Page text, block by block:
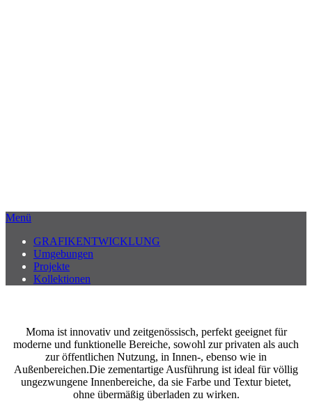
Menü
GRAFIKENTWICKLUNG
Umgebungen
Projekte
Kollektionen
Moma ist innovativ und zeitgenössisch, perfekt geeignet für
moderne und funktionelle Bereiche, sowohl zur privaten als auch
zur öffentlichen Nutzung, in Innen-, ebenso wie in
Außenbereichen.Die zementartige Ausführung ist ideal für völlig
ungezwungene Innenbereiche, da sie Farbe und Textur bietet,
ohne übermäßig überladen zu wirken.